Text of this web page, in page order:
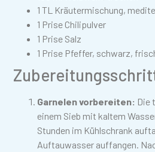
1 TL Kräutermischung,
1 Prise Chilipulver
1 Prise Salz
1 Prise Pfeffer, schwarz,
Garnelen vorbereiten: Die
einem Sieb mit kaltem
Stunden im Kühlschrank
Auftauwasser auffangen.